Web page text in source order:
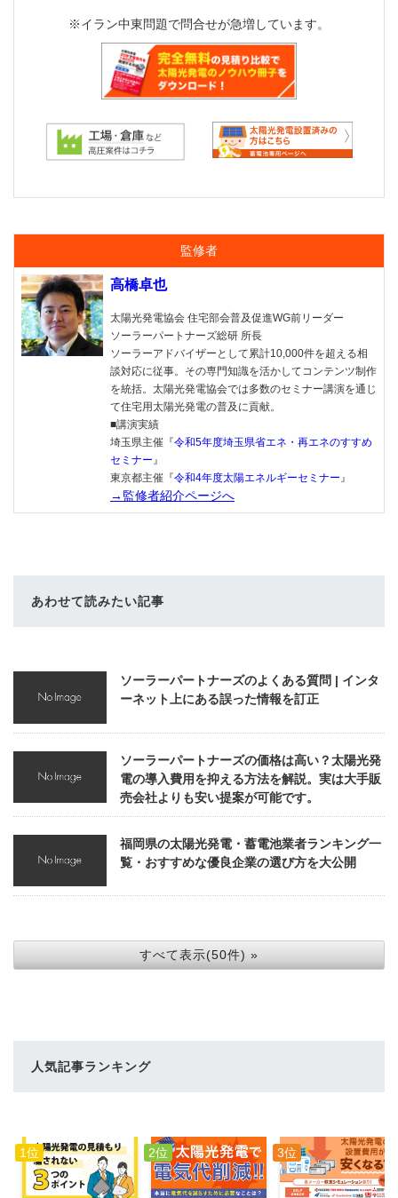
※イラン中東問題で問合せが急増しています。
監修者
高橋卓也
太陽光発電協会 住宅部会普及促進WG前リーダー
ソーラーパートナーズ総研 所長
ソーラーアドバイザーとして累計10,000件を超える相
談対応に従事。その専門知識を活かしてコンテンツ制作
を統括。太陽光発電協会では多数のセミナー講演を通じ
て住宅用太陽光発電の普及に貢献。
■講演実績
埼玉県主催『令和5年度埼玉県省エネ・再エネのすすめ
セミナー』
東京都主催『令和4年度太陽エネルギーセミナー』
→監修者紹介ページへ
あわせて読みたい記事
ソーラーパートナーズのよくある質問 | インタ
ーネット上にある誤った情報を訂正
ソーラーパートナーズの価格は高い？太陽光発
電の導入費用を抑える方法を解説。実は大手販
売会社よりも安い提案が可能です。
福岡県の太陽光発電・蓄電池業者ランキング一
覧・おすすめな優良企業の選び方を大公開
すべて表示(50件) »
人気記事ランキング
1位 2位 3位